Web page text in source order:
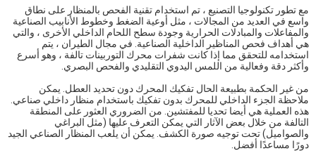
مع تطور تكنولوجيا التصنيع ، تم استخدام تقنية الفحص بالمنظار على نطاق
واسع في العديد من المجالات ، مثل أوعية الضغط وخطوط الأنابيب الصناعية
والمفاعلات والمبادلات الحرارية وجودة سطح اللحام الداخلي الأخرى ، والتي
هي أهداف فحص المناظير الداخلية الصناعية. في مجال الطيران ، يتم
استخدامه للتحقق مما إذا كانت شفرات محرك التوربينات تالفة ، وهو أسرع
وأكثر دقة وفعالية من اللمس اليدوي التقليدي والفحص البصري.
من غير الحكمة بطبيعة الحال تفكيك المحرك دون تحديد العطل. يمكن
ملاحظة الجزء الداخلي للمحرك بدون تفكيك باستخدام منظار داخلي صناعي.
هذه العملية هي أيضا تحديا للمفتشين. من الضروري العثور على المنطقة
التالفة من خلال بعض الآثار التي يمكن التعرف عليها (مثل البراغي
والصواميل) تحت توجيه صورة الكشف. يمكن أن يلعب المنظار الصناعي الجيد
دورًا مساعدًا أفضل.